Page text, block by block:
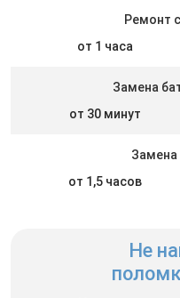
Ремонт
от 1 часа
Замена
от 30 минут
Замена
от 1,5 часов
Не